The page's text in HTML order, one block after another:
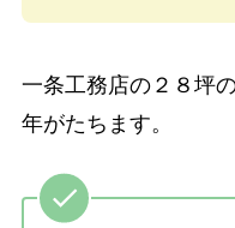
一条工務店の２８坪
年がたちます。